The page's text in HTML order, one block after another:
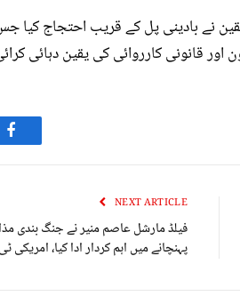
نے بادینی پل کے قریب احتجاج
قانونی کارروائی کی یقین دہائی
NEXT ARTICLE
فیلڈ مارشل عاصم منیر نے جنگ بندی
پہنچانے میں اہم کردار ادا کیا، امریکی